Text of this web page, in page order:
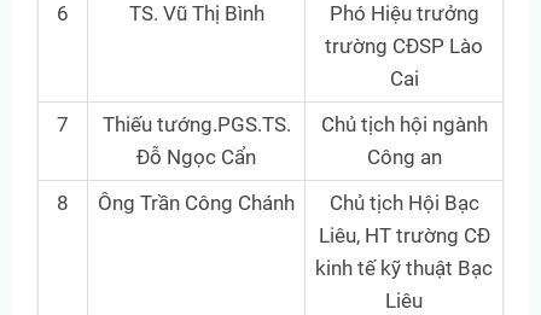
6
TS. Vũ Thị Bình
Phó Hiệu trưởng
trường CĐSP Lào
Cai
7
Thiếu tướng.PGS.TS.
Đỗ Ngọc Cẩn
Chủ tịch hội ngành
Công an
8
Ông Trần Công Chánh
Chủ tịch Hội Bạc
Liêu, HT trường CĐ
kinh tế kỹ thuật Bạc
Liêu